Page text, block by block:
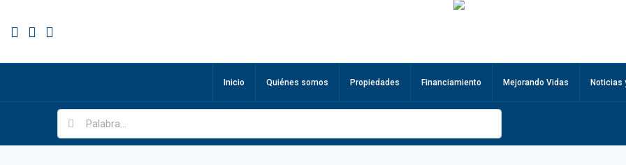
Inicio Quiénes somos Propiedades Financiamiento Mejorando Vidas Noticias